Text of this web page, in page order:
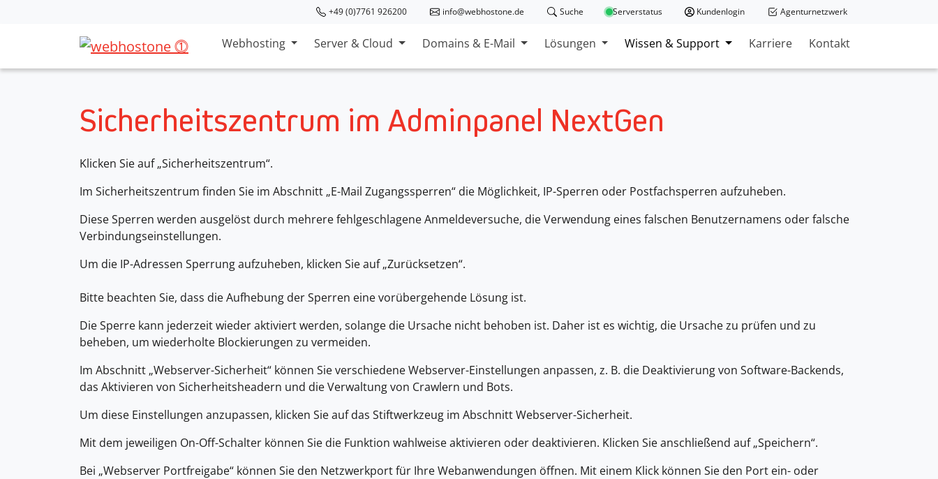
+49 (0)7761 926200 info@webhostone.de Suche Serverstatus Kundenlogin Agenturnetzwerk
Webhosting Server & Cloud Domains & E-Mail Lösungen Wissen & Support Karriere Kontakt
Sicherheitszentrum im Adminpanel NextGen
Klicken Sie auf „Sicherheitszentrum“.
Im Sicherheitszentrum finden Sie im Abschnitt „E-Mail Zugangssperren“ die Möglichkeit, IP-Sperren oder Postfachsperren aufzuheben.
Diese Sperren werden ausgelöst durch mehrere fehlgeschlagene Anmeldeversuche, die Verwendung eines falschen Benutzernamens oder falsche
Verbindungseinstellungen.
Um die IP-Adressen Sperrung aufzuheben, klicken Sie auf „Zurücksetzen“.
Bitte beachten Sie, dass die Aufhebung der Sperren eine vorübergehende Lösung ist.
Die Sperre kann jederzeit wieder aktiviert werden, solange die Ursache nicht behoben ist. Daher ist es wichtig, die Ursache zu prüfen und zu
beheben, um wiederholte Blockierungen zu vermeiden.
Im Abschnitt „Webserver-Sicherheit“ können Sie verschiedene Webserver-Einstellungen anpassen, z. B. die Deaktivierung von Software-Backends,
das Aktivieren von Sicherheitsheadern und die Verwaltung von Crawlern und Bots.
Um diese Einstellungen anzupassen, klicken Sie auf das Stiftwerkzeug im Abschnitt Webserver-Sicherheit.
Mit dem jeweiligen On-Off-Schalter können Sie die Funktion wahlweise aktivieren oder deaktivieren. Klicken Sie anschließend auf „Speichern“.
Bei „Webserver Portfreigabe“ können Sie den Netzwerkport für Ihre Webanwendungen öffnen. Mit einem Klick können Sie den Port ein- oder